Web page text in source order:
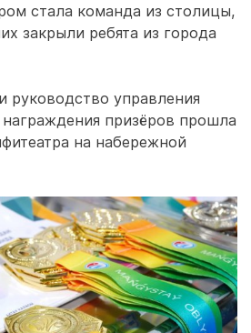
стала команда из столицы,
закрыли ребята из города
руководство управления
призёров прошла
на набережной